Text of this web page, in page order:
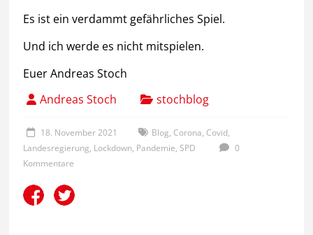
Es ist ein verdammt gefährliches Spiel.
Und ich werde es nicht mitspielen.
Euer Andreas Stoch
Andreas Stoch
stochblog
18. November 2021 Blog, Corona, Covid,
Landesregierung, Lockdown, Pandemie, SPD
0
Kommentare